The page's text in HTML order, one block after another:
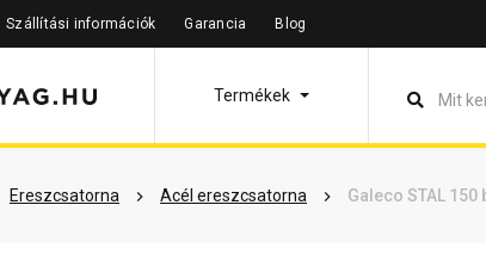
Szállítási információk Garancia Blog
Termékek
Ereszcsatorna Acél ereszcsatorna Galeco STAL
lehet rá Részletes leírás Termékinformáció